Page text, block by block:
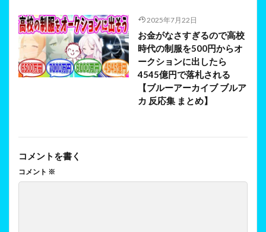
2025年7月22日
お金がなさすぎるので高校
時代の制服を500円からオ
ークションに出したら
4545億円で落札される
【ブルーアーカイブ ブルア
カ 反応集 まとめ】
コメントを書く
コメント ※